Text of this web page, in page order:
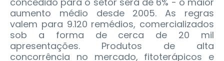
aumento médio desde 2005. As regras
valem para 9.120 remédios, comercializados
sob a forma de cerca de 20 mil
apresentações. Produtos de alta
concorrência no mercado, fitoterápicos e